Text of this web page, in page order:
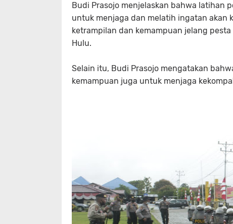
Budi Prasojo menjelaskan bahwa latihan
untuk menjaga dan melatih ingatan akan
ketrampilan dan kemampuan jelang
Hulu.
Selain itu, Budi Prasojo mengatakan
kemampuan juga untuk menjaga